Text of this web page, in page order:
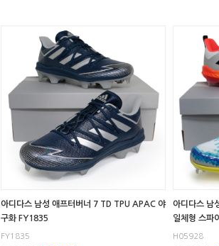
아디다스 남성 애프터버너 7 TD TPU APAC 야
구화 FY1835
FY1835
아디다스 남
일체형 스파
H05928